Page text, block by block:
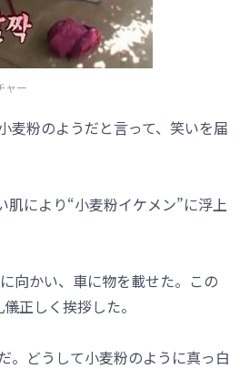
ャー
麦粉のようだと言って、笑いを届
により“小麦粉イケメン”に浮上
向かい、車に物を載せた。この
正しく挨拶した。
。どうして小麦粉のように真っ白